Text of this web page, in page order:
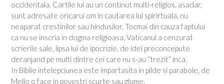
occidentala. Cartile lui au un continut multi-religios, asadar,
sunt adresate oricarui om in cautarea lui spirirtuala, nu
neaparat crestinilor sau hindusilor. Tocmai din cauza faptului
ca nu se inscria in dogma religioasa, Vaticanul a cenzurat
scrierile sale, lipsa lui de ipocrizie, de idei preconcepute
deranjand pe multi dintre cei care nu s-au “trezit” inca.
In Biblie intelepciunea este impartasita in pilde si parabole, de
Mello o face in povestri scurte sau glume.